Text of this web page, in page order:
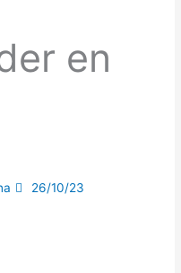
en
26/10/23